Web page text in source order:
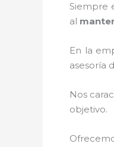
Siempre
al
En la
asesoría
Nos
objetivo.